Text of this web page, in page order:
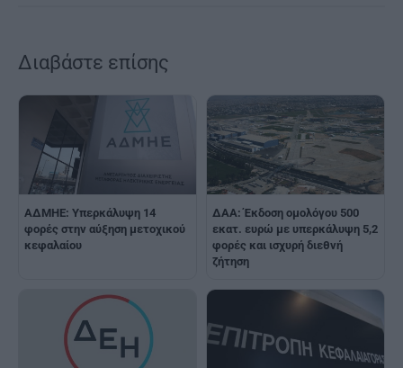
Διαβάστε επίσης
ΑΔΜΗΕ: Υπερκάλυψη 14
φορές στην αύξηση μετοχικού
κεφαλαίου
ΔΑΑ: Έκδοση ομολόγου 500
εκατ. ευρώ με υπερκάλυψη 5,2
φορές και ισχυρή διεθνή
ζήτηση